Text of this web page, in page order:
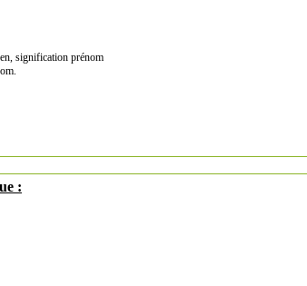
signification prénom
: